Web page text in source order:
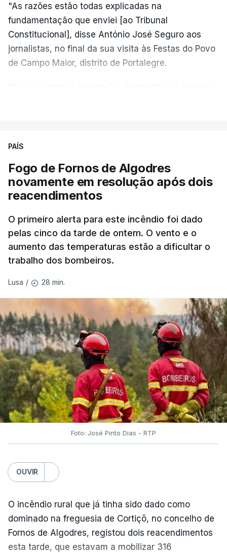
"As razões estão todas explicadas na
fundamentação que enviei [ao Tribunal
Constitucional], disse António José Seguro aos
jornalistas, no final da sua visita às Festas do Povo
de Campo Maior, distrito de Portalegre.
nada disto é incompatível com tratarmos com
crianças", acrescentou.
António José Seguro mostrou dúvidas sobre se é
ERRO100
ESTE CONTEÚDO ESTÁ NESTE
MOMENTO INDISPONÍVEL
O Chega considerou "de uma enorme gravidade" a
decisão do Presidente da Repúblicade enviar para
o Tribunal Constitucional o decreto sobre retorno
de estrangeiros, sustentando tratar-se de "uma
irresponsabilidade".
Na sexta-feira, a Presidência da República
Tribunal Constitucional a fiscalização preventiva do
detenção e retorno de estrangeiros, aprovado com
votos a favor de PSD, IL e CDS-PP e a abstenção
do Chega.
PAÍS
Fogo de Fornos de Algodres
novamente em resolução após dois
reacendimentos
O primeiro alerta para este incêndio foi dado
pelas cinco da tarde de ontem. O vento e o
aumento das temperaturas estão a dificultar o
trabalho dos bombeiros.
Lusa / 28 min.
Foto: José Pinto Dias - RTP
OUVIR
O incêndio rural que já tinha sido dado como
dominado na freguesia de Cortiçô, no concelho de
Fornos de Algodres, registou dois reacendimentos
esta tarde, que estavam a mobilizar 316